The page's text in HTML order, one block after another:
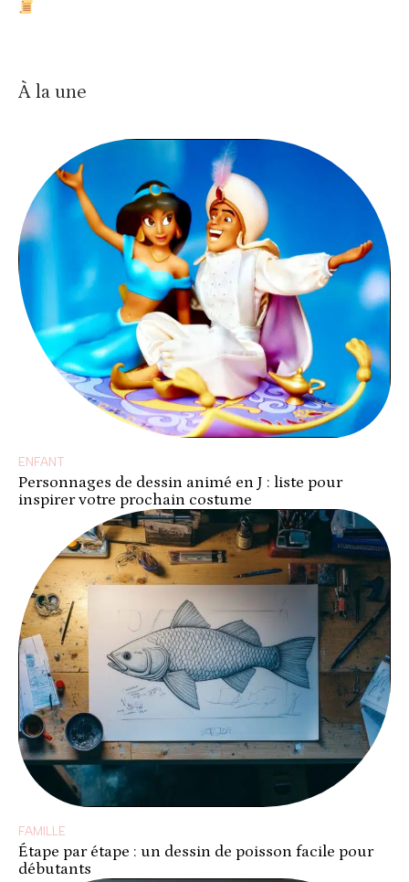
À la une
ENFANT
Personnages de dessin animé en J : liste pour
inspirer votre prochain costume
FAMILLE
Étape par étape : un dessin de poisson facile pour
débutants